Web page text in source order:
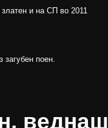
и на СП во 2011
поен.
веднаш